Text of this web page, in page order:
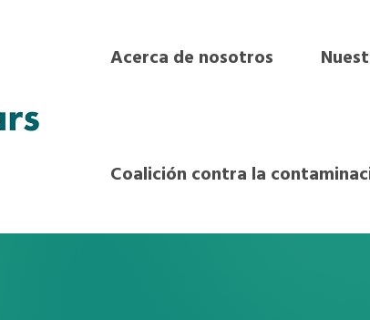
Acerca de nosotros
Coalición contra la